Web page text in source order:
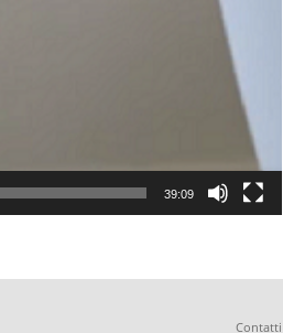
39:09
Contatti